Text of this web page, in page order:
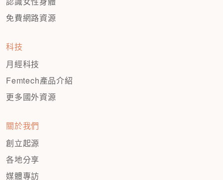
免費網路資源
科技
月經科技
Femtech產品介紹
更多國外資源
關於我們
創立起源
各地分享
媒體專訪